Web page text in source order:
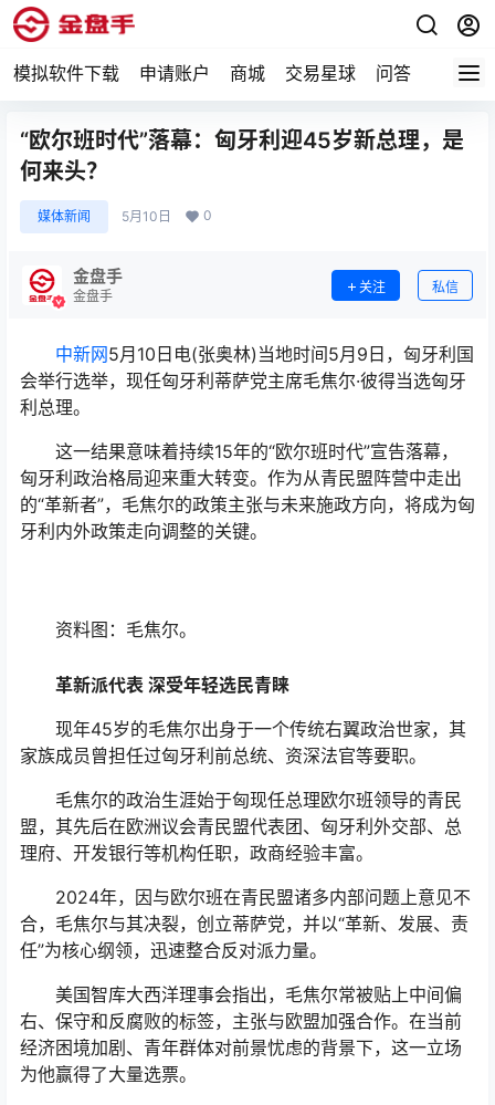
模拟软件下载 申请账户 商城 交易星球 问答 专题
“欧尔班时代”落幕：匈牙利迎45岁新总理，是
何来头？
媒体新闻 5月10日 0
金盘手
金盘手
关注 私信
中新网5月10日电(张奥林)当地时间5月9日，匈牙利国
会举行选举，现任匈牙利蒂萨党主席毛焦尔·彼得当选匈牙
利总理。
这一结果意味着持续15年的“欧尔班时代”宣告落幕，
匈牙利政治格局迎来重大转变。作为从青民盟阵营中走出
的“革新者”，毛焦尔的政策主张与未来施政方向，将成为匈
牙利内外政策走向调整的关键。
资料图：毛焦尔。
革新派代表 深受年轻选民青睐
现年45岁的毛焦尔出身于一个传统右翼政治世家，其
家族成员曾担任过匈牙利前总统、资深法官等要职。
毛焦尔的政治生涯始于匈现任总理欧尔班领导的青民
盟，其先后在欧洲议会青民盟代表团、匈牙利外交部、总
理府、开发银行等机构任职，政商经验丰富。
2024年，因与欧尔班在青民盟诸多内部问题上意见不
合，毛焦尔与其决裂，创立蒂萨党，并以“革新、发展、责
任”为核心纲领，迅速整合反对派力量。
美国智库大西洋理事会指出，毛焦尔常被贴上中间偏
右、保守和反腐败的标签，主张与欧盟加强合作。在当前
经济困境加剧、青年群体对前景忧虑的背景下，这一立场
为他赢得了大量选票。